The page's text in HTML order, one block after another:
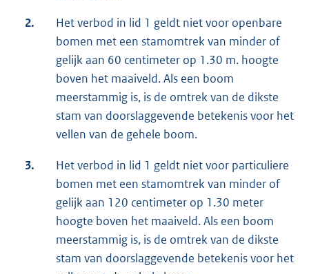
2.
Het verbod in lid 1 geldt niet voor openbare
bomen met een stamomtrek van minder of
gelijk aan 60 centimeter op 1.30 m. hoogte
boven het maaiveld. Als een boom
meerstammig is, is de omtrek van de dikste
stam van doorslaggevende betekenis voor het
vellen van de gehele boom.
3.
Het verbod in lid 1 geldt niet voor particuliere
bomen met een stamomtrek van minder of
gelijk aan 120 centimeter op 1.30 meter
hoogte boven het maaiveld. Als een boom
meerstammig is, is de omtrek van de dikste
stam van doorslaggevende betekenis voor het